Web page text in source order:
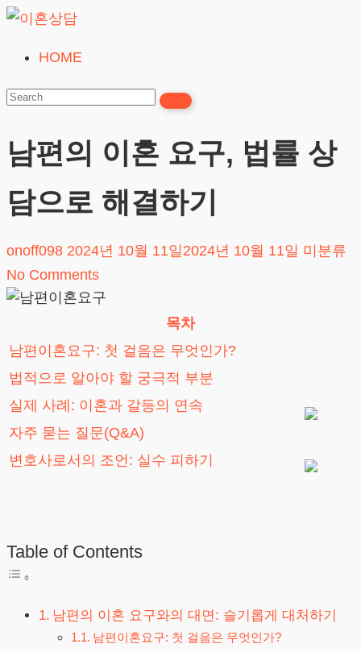
Skip
content
혼
담
24시간365일
HOME
남편의 이혼 요구, 법률 상
담으로 해결하기
onoff098 2024년 10월 11일 2024년 10월 11일 미분류
No Comments
목차
남편이혼요구: 첫 걸음은 무엇인가?
법적으로 알아야 할 궁극적 부분
실제 사례: 이혼과 갈등의 연속
자주 묻는 질문(Q&A)
변호사로서의 조언: 실수 피하기
Table of Contents
남편의 이혼 요구와의 대면: 슬기롭게 대처하기
남편이혼요구: 첫 걸음은 무엇인가?